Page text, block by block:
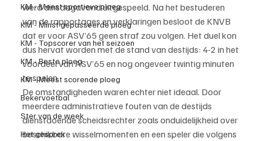
KM - Meest sportieve ploeg
KM - Minst gepasseerde ploeg
KM - Topscorer van het seizoen
KM - Beste ploeg
KM - Meest scorende ploeg
Bekervoetbal
Ster van de week
Het gesprek
werd dinsdagavond uitgespeeld. Na het bestuderen
van de rapportages en verklaringen besloot de KNVB
dat er voor ASV’65 geen straf zou volgen. Het duel kon
dus hervat worden met de stand van destijds: 4-2 in het
voordeel van ASV’65 en nog ongeveer twintig minuten
te spelen.
De omstandigheden waren echter niet ideaal. Door
meerdere administratieve fouten van de destijds
dienstdoende scheidsrechter zoals onduidelijkheid over
beschikbare wisselmomenten en een speler die volgens